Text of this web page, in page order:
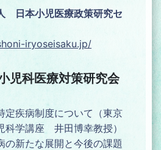
日本小児医療政策研究セ
iryoseisaku.jp/
児科医療対策研究会
定疾病制度について（東京
科学講座 井田博幸教授）
の新たな展開と今後の課題